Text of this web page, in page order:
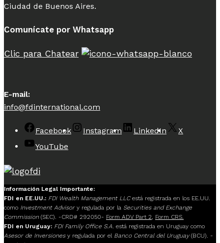
Ciudad de Buenos Aires.
Comunícate por Whatsapp
Clic para Chatear
E-mail:
info@fdinternational.com
Facebook Instagram LinkedIn
X
YouTube
Información Legal Importante:
FDI en EE.UU.: FDI Wealth Management LLCestá registrada en los EE.UU.
como Investment Advisory regulada por la Securities and Exchange
Commission(SEC). -CRD# 292050- Form ADV Part 2
Form CRS.
FDI en Uruguay: FDI Family Office S.A. está registrada en Uruguay como
Asesor de Inversionesy regulada por el Banco Central del Uruguay(BCU). -